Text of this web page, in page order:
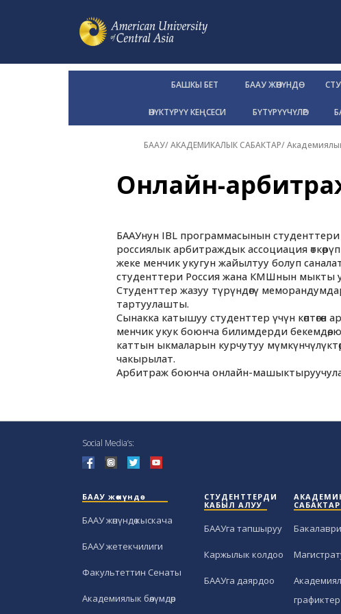
БАШКЫ БЕТ БААУ ЖӨНҮНДӨ
ӨНҮКТҮРҮҮ КЕҢСЕСИ БҮТҮРҮҮЧҮЛӨР
БААУ/АКАДЕМИКАЛЫК САБАКТАР/
Онлайн-
БААУнун IBL программасынын
россиялык арбитраждык ассоциация
жеке менчик укугун жайылтуу болуп
студенттери Россия жана КМШнын мыкты
Студенттер жазуу түрүндөгү
тартуулашты.
Сынакка катышуу студенттер үчүн
менчик укук боюнча билимдерди бекемдөө,
каттын ыкмаларын курчутуу
чакырылат.
Арбитраж боюнча онлайн-
Social Media’s:
БААУ жөнүндө
БААУ жөнүндө кыскача
БААУ жетекчилиги
Факультеттин Сенаты
Академиялык бөлүмдөр
СТУДЕНТТЕРДИ
КАБЫЛ АЛУУ
БААУга тапшыруу
Каржылык колдоо
БААУга даярдоо
САБАКТАР
графиктер